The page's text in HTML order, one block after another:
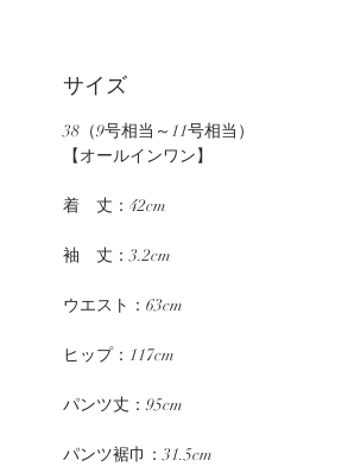
サイズ
38（9号相当～11号相当）
【オールインワン】
着　丈：42cm
袖　丈：3.2cm
ウエスト：63cm
ヒップ：117cm
パンツ丈：95cm
パンツ裾巾：31.5cm